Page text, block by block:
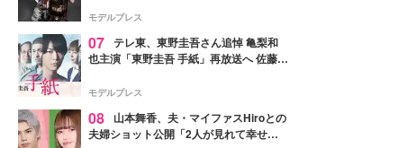
リリースへ
モデルプレス
07 テレ東、東野圭吾さん追悼 亀梨和
也主演「東野圭吾 手紙」再放送へ 佐藤隆
モデルプレス
08
山本舞香、夫・マイファスHiroとの
夫婦ショット公開「2人が見れて幸せ」